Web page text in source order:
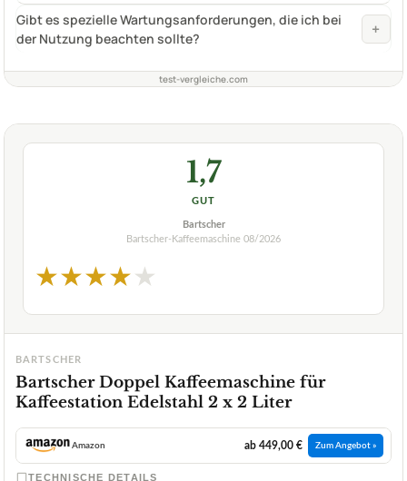
Gibt es spezielle Wartungsanforderungen, die ich bei
der Nutzung beachten sollte?
+
test-vergleiche.com
1,7
GUT
Bartscher
Bartscher-Kaffeemaschine 08/2026
★★★★★
BARTSCHER
Bartscher Doppel Kaffeemaschine für
Kaffeestation Edelstahl 2 x 2 Liter
Amazon ab 449,00 € Zum Angebot »
TECHNISCHE DETAILS